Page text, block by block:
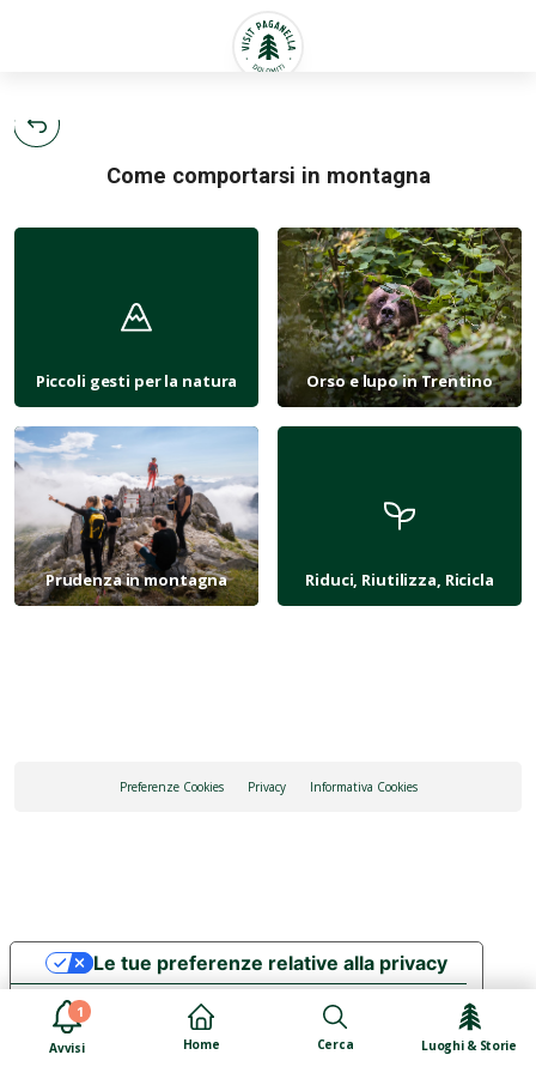
1
Avvisi Home Cerca Luoghi & Storie
Come comportarsi in montagna
Piccoli gesti per la natura Orso e lupo in Trentino
Prudenza in montagna Riduci, Riutilizza, Ricicla
Preferenze Cookies Privacy Informativa Cookies
Informativa sulla raccolta
Le tue preferenze relative alla privacy